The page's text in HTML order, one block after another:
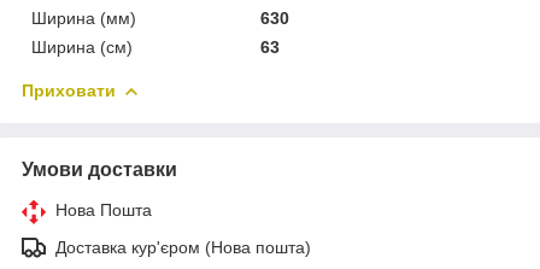
Ширина (мм)
630
Ширина (см)
63
Приховати
Умови доставки
Нова Пошта
Доставка кур'єром (Нова пошта)